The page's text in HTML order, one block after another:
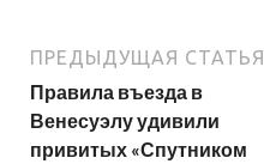
ПРЕДЫДУЩАЯ СТАТЬЯ
Правила въезда в
Венесуэлу удивили
привитых «Спутником